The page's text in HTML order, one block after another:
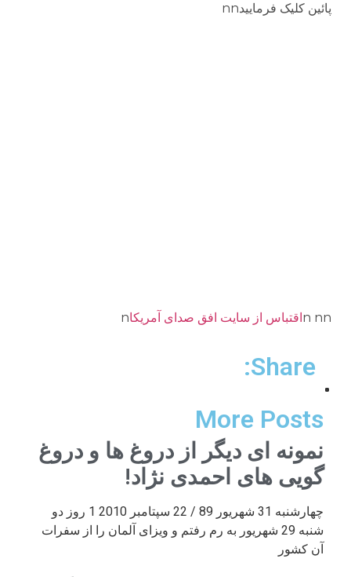
پائین کلیک فرماییدnn
n nnاقتباس از سايت افق صداى آمريكاn
Share:
More Posts
نمونه ای دیگر از دروغ ها و دروغ
گویی های احمدی نژاد!
چهارشنبه 31 شهریور 89 / 22 سپتامبر 2010 1 روز دو
شنبه 29 شهریور به رم رفتم و ویزای آلمان را از سفرات
آن کشور